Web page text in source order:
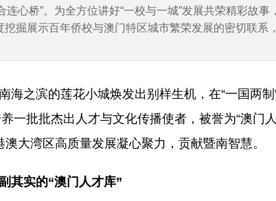
心桥”。为全方位讲好“一校与一城”发展共荣精彩故事
掘展示百年侨校与澳门特区城市繁荣发展的密切联系
之滨的莲花小城焕发出别样生机，在“一国两
一批批杰出人才与文化传播使者，被誉为“澳门
大湾区高质量发展凝心聚力，贡献暨南智慧。
其实的“澳门人才库”